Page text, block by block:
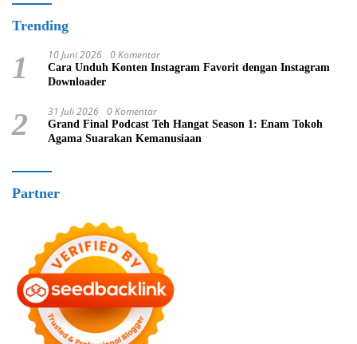
Trending
1 10 Juni 2026 0 Komentar
Cara Unduh Konten Instagram Favorit dengan Instagram
Downloader
2 31 Juli 2026 0 Komentar
Grand Final Podcast Teh Hangat Season 1: Enam Tokoh
Agama Suarakan Kemanusiaan
Partner